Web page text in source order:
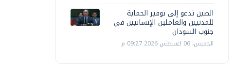
الصين تدعو إلى توفير الحماية
للمدنيين والعاملين الإنسانيين في
جنوب السودان
الخميس، 06 اغسطس 2026 09:27 م